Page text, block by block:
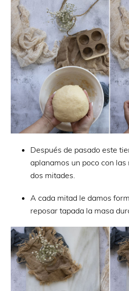
Después de pasado este
aplanamos un poco con
dos mitades.
A cada mitad le damos
reposar tapada la masa